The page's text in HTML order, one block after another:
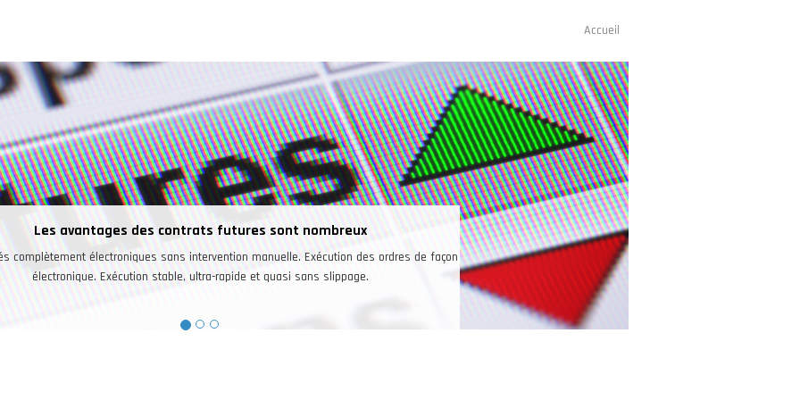
principale
Accueil
des ordres de façon
Une bonne raison pour trader
Les investisseurs peuvent trader sur un seul et même
marchés ainsi que sur le pétrole, l’or, l’argent, le